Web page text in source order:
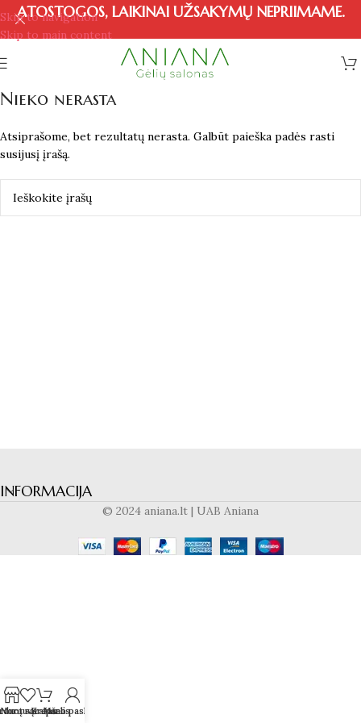
Skip to navigation
Skip to main content
ATOSTOGOS, LAIKINAI UŽSAKYMŲ NEPRIIMAME.
Nieko nerasta
Atsiprašome, bet rezultatų nerasta. Galbūt paieška padės rasti
susijusį įrašą.
INFORMACIJA
© 2024 aniana.lt | UAB Aniana
Norų sąrašas
Krepšelis
Mano paskyra